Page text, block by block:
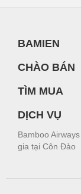
BAMIEN
CHÀO BÁN
TÌM MUA
DỊCH VỤ
Bamboo
gia tại Côn Đảo